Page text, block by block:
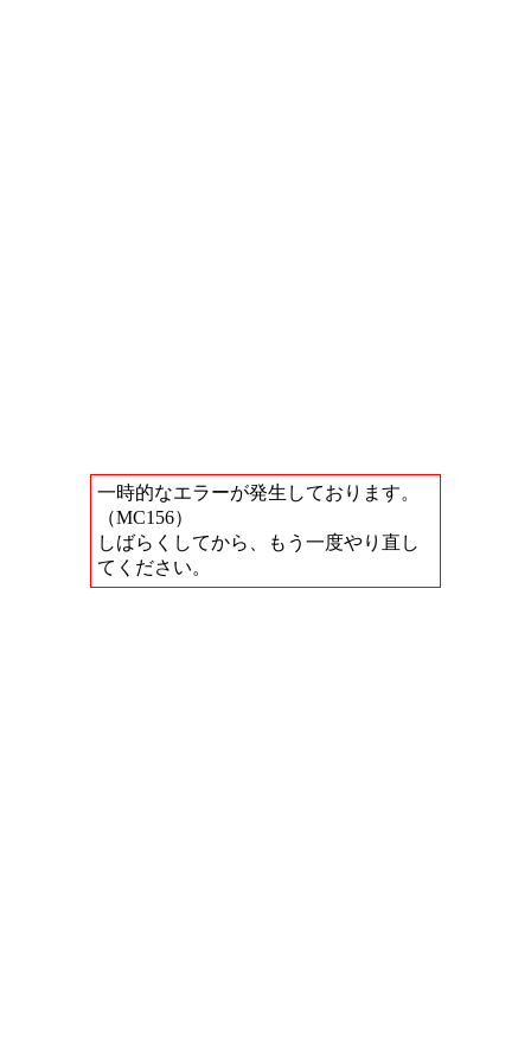
一時的なエラーが発生しております。
（MC156）
しばらくしてから、もう一度やり直し
てください。